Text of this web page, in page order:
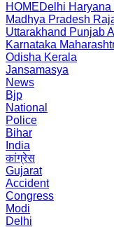
HOMEDelhi Haryana
Madhya Pradesh
Uttarakhand Punjab
Karnataka
Odisha Kerala
Jansamasya
News
Bjp
National
Police
Bihar
India
कांग्रेस
Gujarat
Accident
Congress
Modi
Delhi